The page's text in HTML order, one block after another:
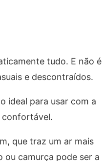
tudo. E não é
e descontraídos.
ideal para usar com a
confortável.
que traz um ar mais
ou camurça pode ser a